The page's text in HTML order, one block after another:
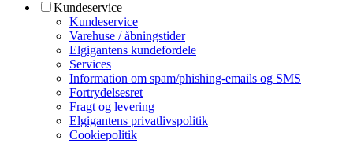
Kundeservice
Kundeservice
Varehuse / åbningstider
Elgigantens kundefordele
Services
Information om spam/phishing-emails og SMS
Fortrydelsesret
Fragt og levering
Elgigantens privatlivspolitik
Cookiepolitik